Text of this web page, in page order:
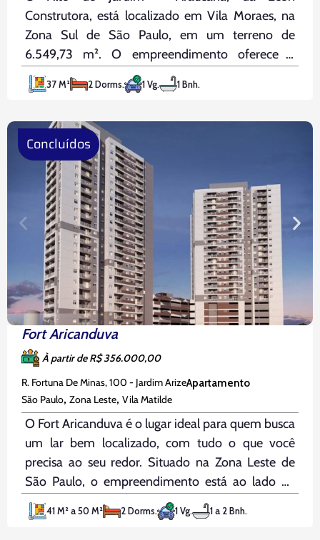
Construtora, está localizado em Vila Moraes, na
Zona Sul de São Paulo, em um terreno de
6.549,73 m². O empreendimento oferece a
combinação perfeita entre qualidade de vida e
praticidade, com fácil acesso à futura estação
37 M² 2 Dorms. 1 Vg. 1 Bnh.
Fort Aricanduva
À partir de R$ 356.000,00
R. Fortuna De Minas, 100 - Jardim ArizeApartamento
São Paulo, Zona Leste, Vila Matilde
O Fort Aricanduva é o lugar ideal para quem busca
um lar bem localizado, com tudo o que você
precisa ao seu redor. Situado na Zona Leste de
São Paulo, o empreendimento está ao lado da
Avenida Itaquera, do Atacadão Aricanduva, da
Avenida Aricanduva e do Assaí Atacadista,
Concluídos
41 M² a 50 M² 2 Dorms. 1 Vg. 1 a 2 Bnh.